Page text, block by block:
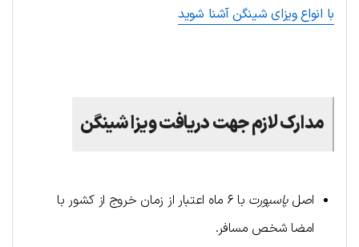
با انواع ویزای شینگن آشنا شوید
مدارک لازم جهت دریافت ویزا شینگن
اصلپاسپورت
با ۶ ماه اعتبار از زمان خروج از کشور با
امضا شخص مسافر.